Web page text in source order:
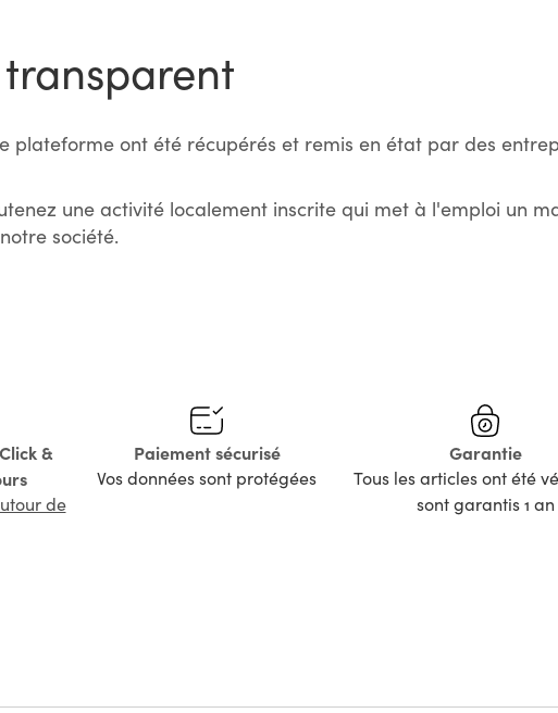
plateforme ont été récupérés et remis en état par des
une activité localement inscrite qui met à l'emploi un
société.
&
de
Paiement sécurisé
Vos données sont protégées
Garantie
Tous les articles ont été
sont garantis 1 an